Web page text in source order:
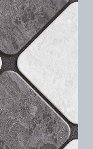
TIN SỰ KIỆN
CHUYÊN MÔN